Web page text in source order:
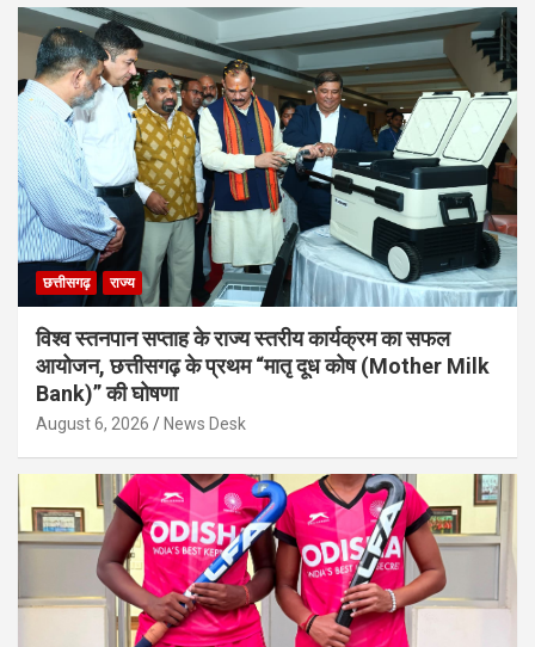
छत्तीसगढ़ राज्य
विश्व स्तनपान सप्ताह के राज्य स्तरीय कार्यक्रम का सफल
आयोजन, छत्तीसगढ़ के प्रथम “मातृ दूध कोष (Mother Milk
Bank)” की घोषणा
August 6, 2026 News Desk